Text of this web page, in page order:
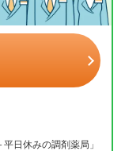
日休みの調剤薬局」